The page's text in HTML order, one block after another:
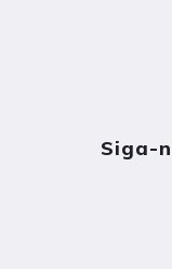
Siga-